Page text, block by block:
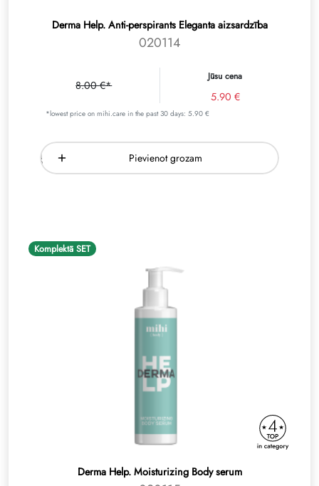
Derma Help. Anti-perspirants Eleganta aizsardzība
020114
8.00 €*
Jūsu cena
5.90 €
*lowest price on mihi.care in the past 30 days: 5.90 €
Pievienot grozam
Komplektā SET
Derma Help. Moisturizing Body serum